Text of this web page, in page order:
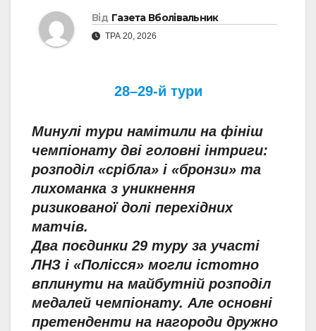
Від Газета Вболівальник
ТРА 20, 2026
28–29-й тури
Минулі тури намітили на фініш
чемпіонату дві головні інтриги:
розподіл «срібла» і «бронзи» та
лихоманка з уникнення
ризикованої долі перехідних
матчів.
Два поєдинки 29 туру за участі
ЛНЗ і «Полісся» могли істотно
вплинути на майбутній розподіл
медалей чемпіонату. Але основні
претенденти на нагороди дружно